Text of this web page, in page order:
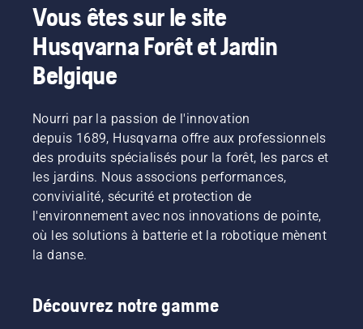
Vous êtes sur le site
Husqvarna Forêt et Jardin
Belgique
Nourri par la passion de l'innovation
depuis 1689, Husqvarna offre aux professionnels
des produits spécialisés pour la forêt, les parcs et
les jardins. Nous associons performances,
convivialité, sécurité et protection de
l'environnement avec nos innovations de pointe,
où les solutions à batterie et la robotique mènent
la danse.
Découvrez notre gamme